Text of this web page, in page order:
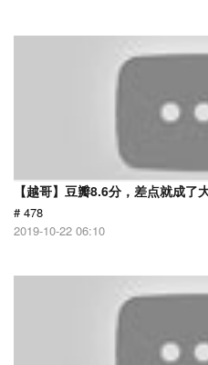
【越哥】豆瓣8.6分，差点就成了
# 478
2019-10-22 06:10